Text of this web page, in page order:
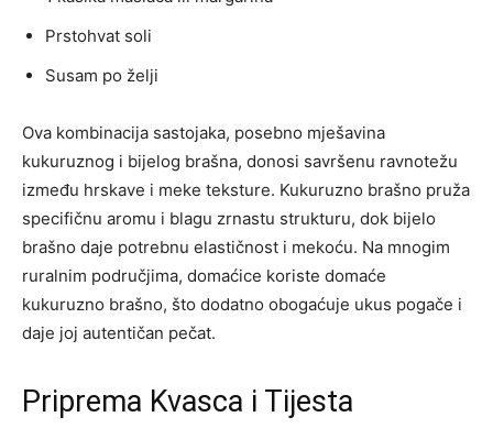
Prstohvat soli
Susam po želji
Ova kombinacija sastojaka, posebno mješavina
kukuruznog i bijelog brašna, donosi savršenu ravnotežu
između hrskave i meke teksture. Kukuruzno brašno pruža
specifičnu aromu i blagu zrnastu strukturu, dok bijelo
brašno daje potrebnu elastičnost i mekoću. Na mnogim
ruralnim područjima, domaćice koriste domaće
kukuruzno brašno, što dodatno obogaćuje ukus pogače i
daje joj autentičan pečat.
Priprema Kvasca i Tijesta